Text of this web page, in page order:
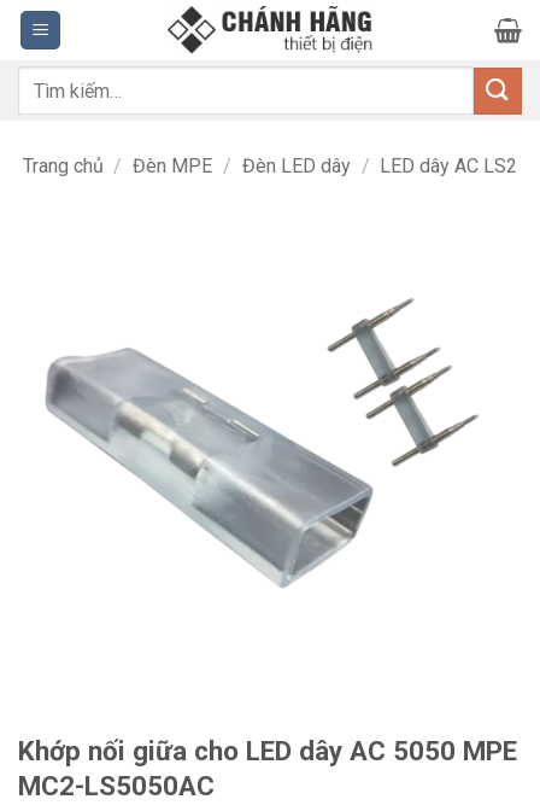
Bỏ
qua
nội
dung
Tìm
Trang chủ / Đèn MPE / Đèn LED dây / LED dây AC LS2
Khớp nối giữa cho LED dây AC 5050 MPE
MC2-LS5050AC